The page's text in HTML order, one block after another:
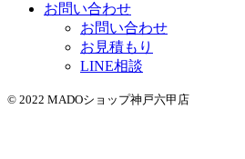
お問い合わせ
お問い合わせ
お見積もり
LINE相談
© 2022 MADOショップ神戸六甲店